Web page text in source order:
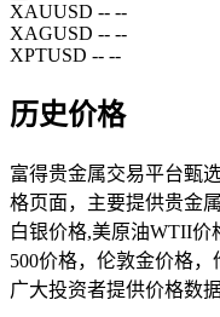
XAUUSD -- --
XAGUSD -- --
XPTUSD -- --
历史价格
富得贵金属交易平台甄
格页面，主要提供贵金
白银价格,美原油WTII价
500价格，伦敦金价格
广大投资者提供价格数